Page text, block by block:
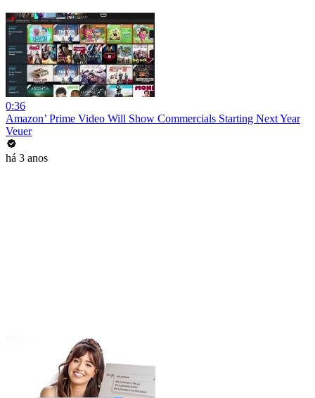
0:36
Amazon’ Prime Video Will Show Commercials Starting Next Year
Veuer
há 3 anos